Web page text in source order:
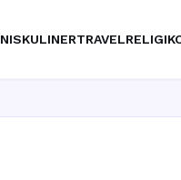
KULINERTRAVELRELIGI